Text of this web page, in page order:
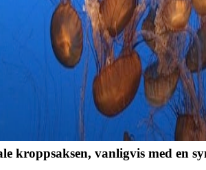
kroppsaksen, vanligvis med en